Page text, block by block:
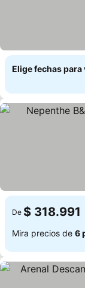
Elige fechas
De $ 318.991
Mira precios de 6